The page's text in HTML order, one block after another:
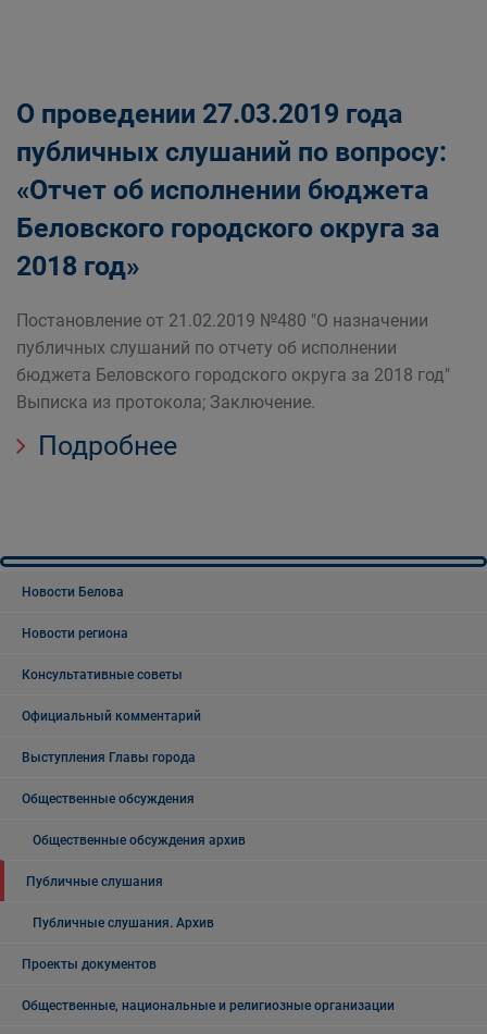
О проведении 27.03.2019 года
публичных слушаний по вопросу:
«Отчет об исполнении бюджета
Беловского городского округа за
2018 год»
Постановление от 21.02.2019 №480 "О назначении
публичных слушаний по отчету об исполнении
бюджета Беловского городского округа за 2018 год"
Выписка из протокола; Заключение.
Подробнее
Новости Белова
Новости региона
Консультативные советы
Официальный комментарий
Выступления Главы города
Общественные обсуждения
Общественные обсуждения архив
Публичные слушания
Публичные слушания. Архив
Проекты документов
Общественные, национальные и религиозные организации